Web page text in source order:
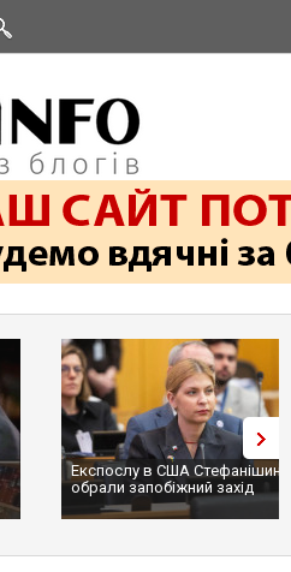
Експослу в США
обрали запобіжний захід